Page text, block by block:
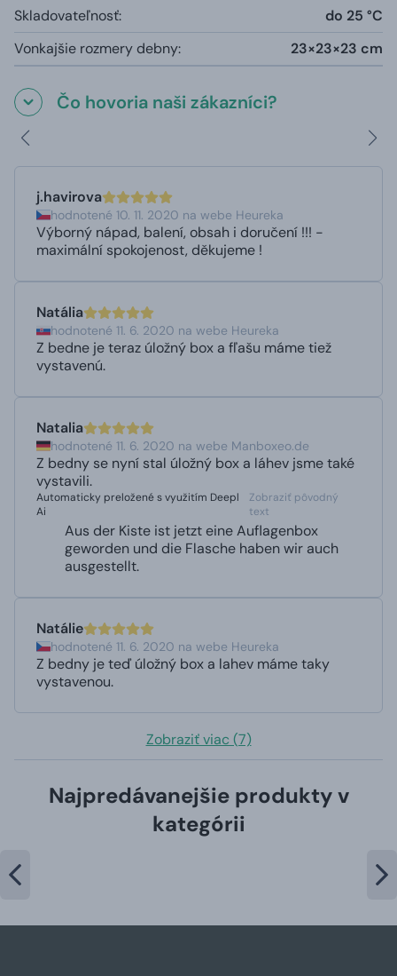
Skladovateľnosť:
do 25 °C
Vonkajšie rozmery debny:
23×23×23 cm
Čo hovoria naši zákazníci?
j.havirova
hodnotené 10. 11. 2020 na webe Heureka
Výborný nápad, balení, obsah i doručení !!! -
maximální spokojenost, děkujeme !
Natália
hodnotené 11. 6. 2020 na webe Heureka
Z bedne je teraz úložný box a fľašu máme tiež
vystavenú.
Natalia
hodnotené 11. 6. 2020 na webe Manboxeo.de
Z bedny se nyní stal úložný box a láhev jsme také
vystavili.
Automaticky preložené s využitím Deepl
Ai
Zobraziť pôvodný
text
Aus der Kiste ist jetzt eine Auflagenbox
geworden und die Flasche haben wir auch
ausgestellt.
Natálie
hodnotené 11. 6. 2020 na webe Heureka
Z bedny je teď úložný box a lahev máme taky
vystavenou.
Zobraziť viac (7)
Najpredávanejšie produkty v
kategórii